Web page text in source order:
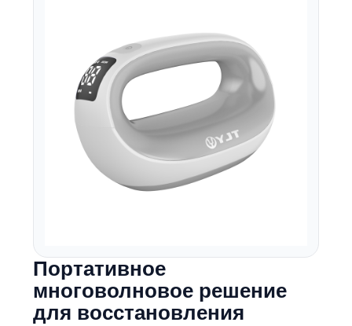
Портативное
многоволновое решение
для восстановления